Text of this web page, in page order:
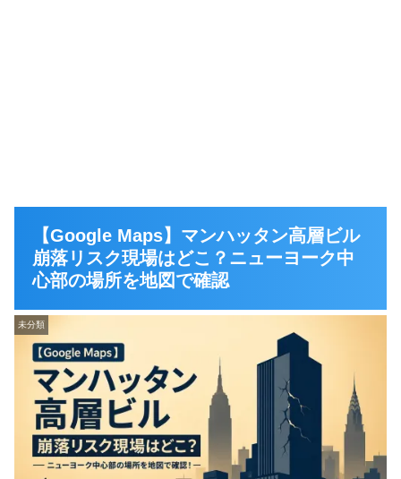
【Google Maps】マンハッタン高層ビル
崩落リスク現場はどこ？ニューヨーク中
心部の場所を地図で確認
未分類